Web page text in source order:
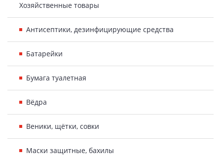
Хозяйственные товары
Антисептики, дезинфицирующие средства
Батарейки
Бумага туалетная
Вёдра
Веники, щётки, совки
Маски защитные, бахилы